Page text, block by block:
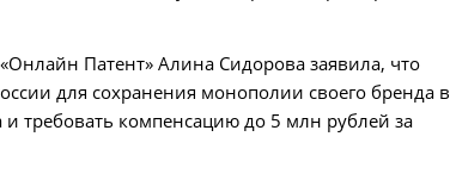
Патент» Алина Сидорова заявила, что
для сохранения монополии своего бренда в
и требовать компенсацию до 5 млн рублей за